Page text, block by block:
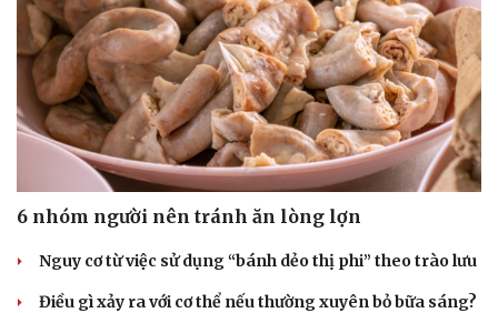
6 nhóm người nên tránh ăn lòng lợn
Nguy cơ từ việc sử dụng “bánh dẻo thị phi” theo trào lưu
Điều gì xảy ra với cơ thể nếu thường xuyên bỏ bữa sáng?